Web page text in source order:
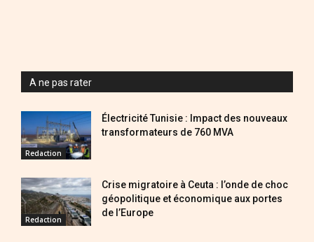
A ne pas rater
Redaction
Électricité Tunisie : Impact des nouveaux
transformateurs de 760 MVA
Redaction
Crise migratoire à Ceuta : l’onde de choc
géopolitique et économique aux portes
de l’Europe